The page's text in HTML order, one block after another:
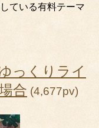
ている有料テーマ
っくりライ
合 (4,677pv)